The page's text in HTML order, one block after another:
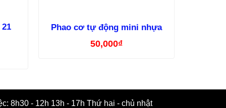
Phao cơ tự động mini nhựa
50,000₫
8h30 - 12h 13h - 17h Thứ hai - chủ nhật